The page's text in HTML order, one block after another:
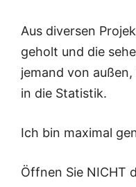
Aus diversen
geholt und die
jemand von
in die Statistik.
Ich bin maximal
Öffnen Sie NICHT